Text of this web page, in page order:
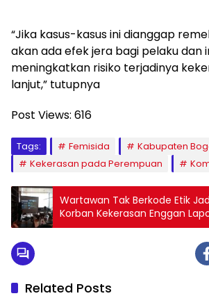
“Jika kasus-kasus ini dianggap
akan ada efek jera bagi pelaku dan
meningkatkan risiko terjadinya
lanjut,” tutupnya
Post Views: 616
Tags: Femisida
Kabupaten
Kekerasan pada Perempuan
Wartawan Tak Berkode Etik
Korban Kekerasan Enggan
Related Posts